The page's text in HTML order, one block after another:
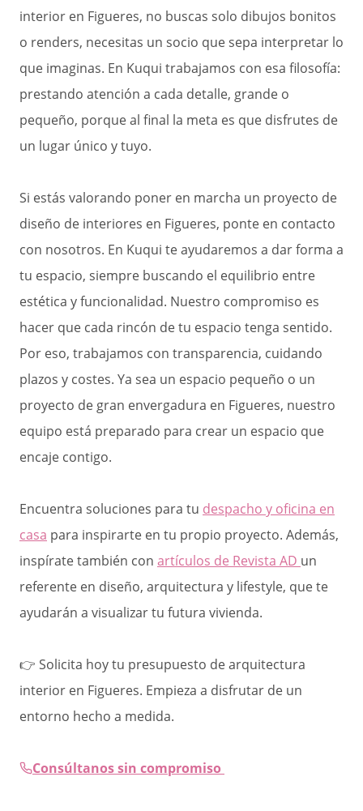
interior en Figueres, no buscas solo dibujos bonitos
o renders, necesitas un socio que sepa interpretar lo
que imaginas. En Kuqui trabajamos con esa filosofía:
prestando atención a cada detalle, grande o
pequeño, porque al final la meta es que disfrutes de
un lugar único y tuyo.
Si estás valorando poner en marcha un proyecto de
diseño de interiores en Figueres, ponte en contacto
con nosotros. En Kuqui te ayudaremos a dar forma a
tu espacio, siempre buscando el equilibrio entre
estética y funcionalidad. Nuestro compromiso es
hacer que cada rincón de tu espacio tenga sentido.
Por eso, trabajamos con transparencia, cuidando
plazos y costes. Ya sea un espacio pequeño o un
proyecto de gran envergadura en Figueres, nuestro
equipo está preparado para crear un espacio que
encaje contigo.
Encuentra soluciones para tu despacho y oficina en
casa para inspirarte en tu propio proyecto. Además,
inspírate también con artículos de Revista AD un
referente en diseño, arquitectura y lifestyle, que te
ayudarán a visualizar tu futura vivienda.
👉 Solicita hoy tu presupuesto de arquitectura
interior en Figueres. Empieza a disfrutar de un
entorno hecho a medida.
Consúltanos sin compromiso